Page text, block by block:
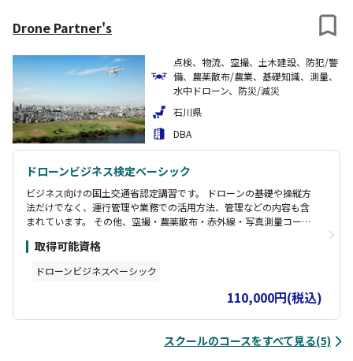
Drone Partner's
点検、物流、空撮、土木建設、防犯/警
備、農薬散布/農業、基礎知識、測量、
水中ドローン、防災/減災
石川県
DBA
ドローンビジネス検定ベーシック
ビジネス向けの国土交通省認定講習です。 ドローンの基礎や操縦方
法だけでなく、運行管理や業務での活用方法、管理などの内容も含
まれています。 その他、空撮・農薬散布・赤外線・写真測量コース
取得可能資格
ドローンビジネスベーシック
110,000円(税込)
スクールのコースをすべて見る(5)